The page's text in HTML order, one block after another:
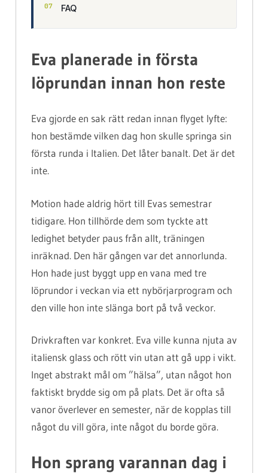
FAQ
Eva planerade in första
löprundan innan hon reste
Eva gjorde en sak rätt redan innan flyget lyfte:
hon bestämde vilken dag hon skulle springa sin
första runda i Italien. Det låter banalt. Det är det
inte.
Motion hade aldrig hört till Evas semestrar
tidigare. Hon tillhörde dem som tyckte att
ledighet betyder paus från allt, träningen
inräknad. Den här gången var det annorlunda.
Hon hade just byggt upp en vana med tre
löprundor i veckan via ett nybörjarprogram och
den ville hon inte slänga bort på två veckor.
Drivkraften var konkret. Eva ville kunna njuta av
italiensk glass och rött vin utan att gå upp i vikt.
Inget abstrakt mål om ”hälsa”, utan något hon
faktiskt brydde sig om på plats. Det är ofta så
vanor överlever en semester, när de kopplas till
något du vill göra, inte något du borde göra.
Hon sprang varannan dag i